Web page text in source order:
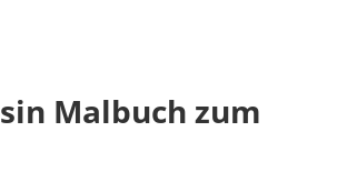
Malbuch zum